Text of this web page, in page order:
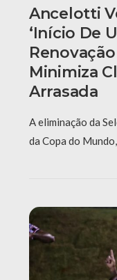
Ancelotti
‘início De
Minimiza
Arrasada
A eliminação da
da Copa do